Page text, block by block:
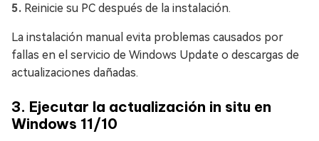
Reinicie su PC después de la instalación.
La instalación manual evita problemas causados por
fallas en el servicio de Windows Update o descargas de
actualizaciones dañadas.
3. Ejecutar la actualización in situ en
Windows 11/10